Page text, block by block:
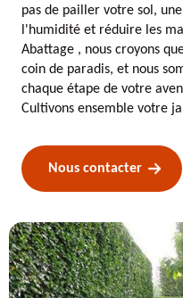
pas de pailler votre sol,
l'humidité et réduire les
Abattage , nous croyons
coin de paradis, et nous
chaque étape de votre
Cultivons ensemble votre
Nous contacter